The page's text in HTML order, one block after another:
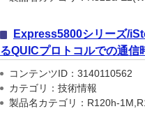
Express5800シリーズ/
るQUICプロトコルでの通
コンテンツID：3140110562
カテゴリ：技術情報
製品名カテゴリ：R120h-